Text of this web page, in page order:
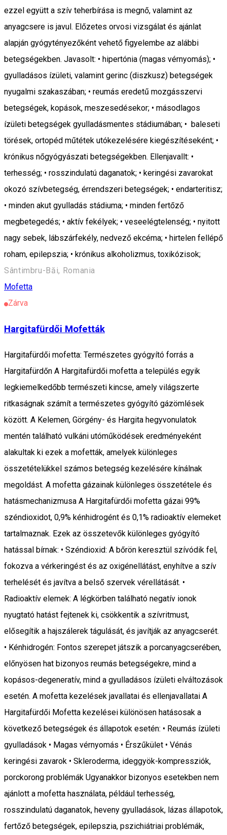
ezzel együtt a szív teherbírása is megnő, valamint az
anyagcsere is javul. Előzetes orvosi vizsgálat és ajánlat
alapján gyógytényezőként vehető figyelembe az alábbi
betegségekben. Javasolt: • hipertónia (magas vérnyomás); •
gyulladásos ízületi, valamint gerinc (diszkusz) betegségek
nyugalmi szakaszában; • reumás eredetű mozgásszervi
betegségek, kopások, meszesedésekor; • másodlagos
ízületi betegségek gyulladásmentes stádiumában; • baleseti
törések, ortopéd műtétek utókezelésére kiegészítéseként; •
krónikus nőgyógyászati betegségekben. Ellenjavallt: •
terhesség; • rosszindulatú daganatok; • keringési zavarokat
okozó szívbetegség, érrendszeri betegségek; • endarteritisz;
• minden akut gyulladás stádiuma; • minden fertőző
megbetegedés; • aktív fekélyek; • veseelégtelenség; • nyitott
nagy sebek, lábszárfekély, nedvező ekcéma; • hirtelen fellépő
roham, epilepszia; • krónikus alkoholizmus, toxikózisok;
Sântimbru-Băi, Romania
Mofetta
Zárva
Hargitafürdői Mofetták
Hargitafürdői mofetta: Természetes gyógyító forrás a
Hargitafürdőn A Hargitafürdői mofetta a település egyik
legkiemelkedőbb természeti kincse, amely világszerte
ritkaságnak számít a természetes gyógyító gázömlések
között. A Kelemen, Görgény- és Hargita hegyvonulatok
mentén található vulkáni utóműködések eredményeként
alakultak ki ezek a mofetták, amelyek különleges
összetételükkel számos betegség kezelésére kínálnak
megoldást. A mofetta gázainak különleges összetétele és
hatásmechanizmusa A Hargitafürdői mofetta gázai 99%
széndioxidot, 0,9% kénhidrogént és 0,1% radioaktív elemeket
tartalmaznak. Ezek az összetevők különleges gyógyító
hatással bírnak: • Széndioxid: A bőrön keresztül szívódik fel,
fokozva a vérkeringést és az oxigénellátást, enyhítve a szív
terhelését és javítva a belső szervek vérellátását. •
Radioaktív elemek: A légkörben található negatív ionok
nyugtató hatást fejtenek ki, csökkentik a szívritmust,
elősegítik a hajszálerek tágulását, és javítják az anyagcserét.
• Kénhidrogén: Fontos szerepet játszik a porcanyagcserében,
előnyösen hat bizonyos reumás betegségekre, mind a
kopásos-degeneratív, mind a gyulladásos ízületi elváltozások
esetén. A mofetta kezelések javallatai és ellenjavallatai A
Hargitafürdői Mofetta kezelései különösen hatásosak a
következő betegségek és állapotok esetén: • Reumás ízületi
gyulladások • Magas vérnyomás • Érszűkület • Vénás
keringési zavarok • Skleroderma, ideggyök-kompressziók,
porckorong problémák Ugyanakkor bizonyos esetekben nem
ajánlott a mofetta használata, például terhesség,
rosszindulatú daganatok, heveny gyulladások, lázas állapotok,
fertőző betegségek, epilepszia, pszichiátriai problémák,